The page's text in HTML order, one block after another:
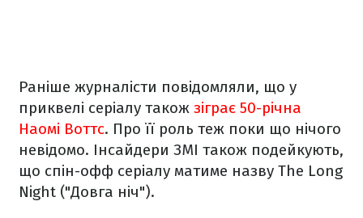
Раніше журналісти повідомляли, що у
приквелі серіалу також зіграє 50-річна
Наомі Воттс. Про її роль теж поки що нічого
невідомо. Інсайдери ЗМІ також подейкують,
що спін-офф серіалу матиме назву The Long
Night ("Довга ніч").